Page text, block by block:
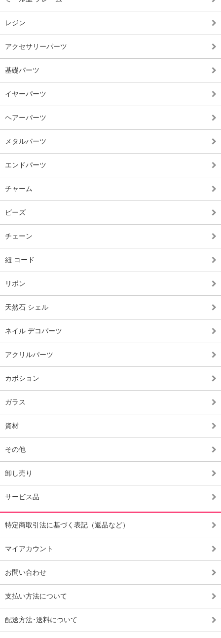
レジン
アクセサリーパーツ
基礎パーツ
イヤーパーツ
ヘアーパーツ
メタルパーツ
エンドパーツ
チャーム
ビーズ
チェーン
紐 コード
リボン
天然石 シェル
ネイル デコパーツ
アクリルパーツ
カボション
ガラス
資材
その他
卸し売り
サービス品
特定商取引法に基づく表記（返品など）
マイアカウント
お問い合わせ
支払い方法について
配送方法･送料について